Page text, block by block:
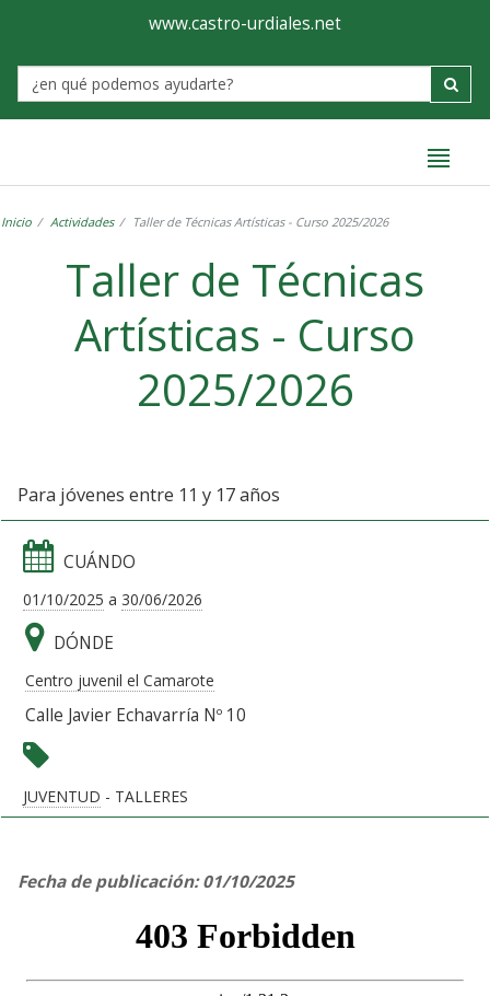
Ayuntamiento
de
Castro-
www.castro-urdiales.net
Label
Inicio Actividades Taller de Técnicas Artísticas - Curso 2025/2026
Taller de Técnicas
Artísticas - Curso
2025/2026
Para jóvenes entre 11 y 17 años
CUÁNDO
01/10/2025 a 30/06/2026
DÓNDE
Centro juvenil el Camarote
Calle Javier Echavarría Nº 10
JUVENTUD - TALLERES
Fecha de publicación: 01/10/2025